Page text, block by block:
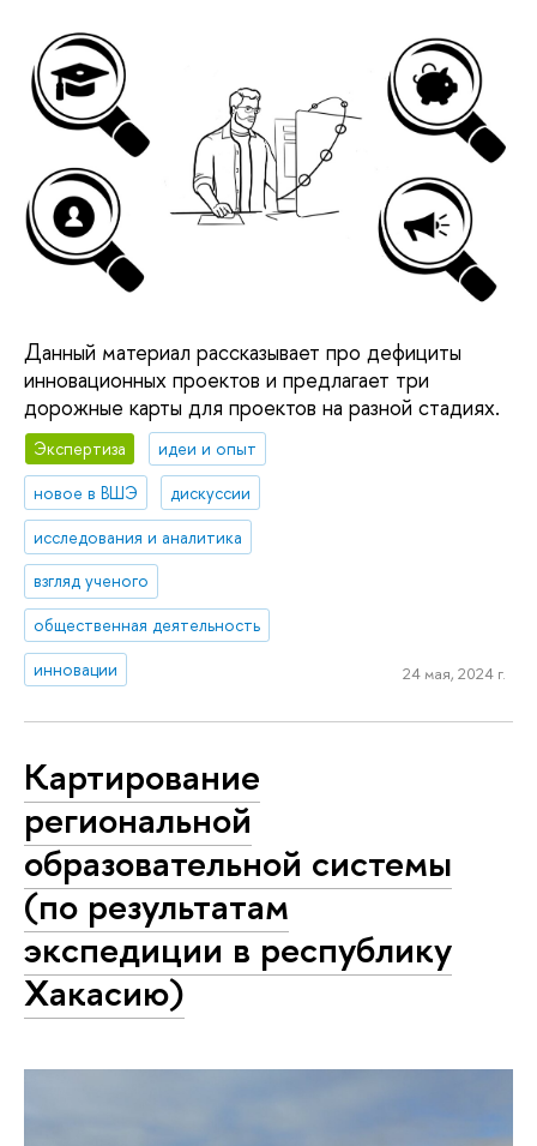
Данный материал рассказывает про дефициты
инновационных проектов и предлагает три
дорожные карты для проектов на разной стадиях.
Экспертиза
идеи и опыт
новое в ВШЭ
дискуссии
исследования и аналитика
взгляд ученого
общественная деятельность
инновации
24 мая, 2024 г.
Картирование
региональной
образовательной системы
(по результатам
экспедиции в республику
Хакасию)